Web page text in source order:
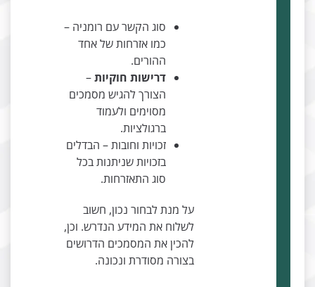
סוג הקשר עם רומניה –
כמו אזרחות של אחד
ההורים.
דרישות חוקיות–
הצורך להגיש מסמכים
מסוימים ולעמוד
ברגולציות.
זכויות וחובות – הבדלים
בזכויות שניתנות בכל
סוג התאזרחות.
על מנת לבחור נכון, חשוב
לשלוח את המידע הנדרש. וכן,
להכין את המסמכים הדרושים
בצורה מסודרת ונכונה.